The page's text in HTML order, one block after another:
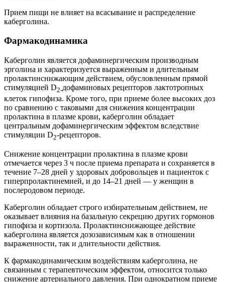
Прием пищи не влияет на всасывание и распределение
каберголина.
Фармакодинамика
Каберголин является дофаминергическим производным
эрголина и характеризуется выраженным и длительным
пролактинснижающим действием, обусловленным прямой
стимуляцией D2‑дофаминовых рецепторов лактотропных
клеток гипофиза. Кроме того, при приеме более высоких доз
по сравнению с таковыми для снижения концентрации
пролактина в плазме крови, каберголин обладает
центральным дофаминергическим эффектом вследствие
стимуляции D2-рецепторов.
Снижение концентрации пролактина в плазме крови
отмечается через 3 ч после приема препарата и сохраняется в
течение 7–28 дней у здоровых добровольцев и пациенток с
гиперпролактинемией, и до 14–21 дней — у женщин в
послеродовом периоде.
Каберголин обладает строго избирательным действием, не
оказывает влияния на базальную секрецию других гормонов
гипофиза и кортизола. Пролактинснижающее действие
каберголина является дозозависимым как в отношении
выраженности, так и длительности действия.
К фармакодинамическим воздействиям каберголина, не
связанным с терапевтическим эффектом, относится только
снижение артериального давления. При однократном приеме